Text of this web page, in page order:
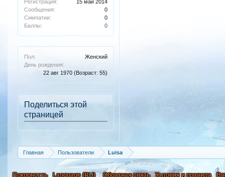
Регистрация:
15 май 2014
Сообщения:
0
Симпатии:
0
Баллы:
0
Пол:
Женский
День рождения:
22 авг 1970 (Возраст: 55)
Поделиться этой
страницей
Главная Пользователи Luisa
Покорность Language (RU) Обратная связь Условия и правила